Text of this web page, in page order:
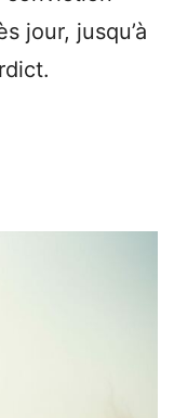
jour, jusqu’à